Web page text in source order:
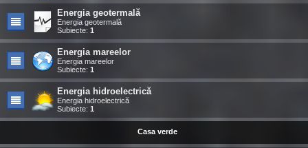
Energia geotermală
Energia geotermală
Subiecte: 1
Energia mareelor
Energia mareelor
Subiecte: 1
Energia hidroelectrică
Energia hidroelectrică
Subiecte: 1
Casa verde